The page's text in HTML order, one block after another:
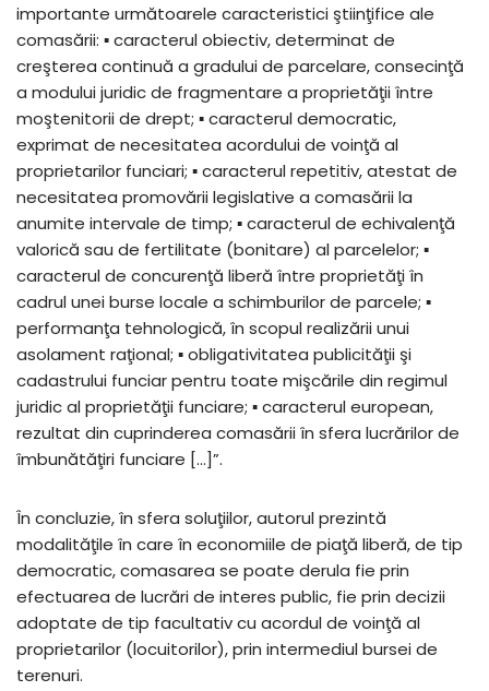
importante următoarele caracteristici ştiinţifice ale
comasării: ▪ caracterul obiectiv, determinat de
creşterea continuă a gradului de parcelare, consecinţă
a modului juridic de fragmentare a proprietăţii între
moştenitorii de drept; ▪ caracterul democratic,
exprimat de necesitatea acordului de voinţă al
proprietarilor funciari; ▪ caracterul repetitiv, atestat de
necesitatea promovării legislative a comasării la
anumite intervale de timp; ▪ caracterul de echivalenţă
valorică sau de fertilitate (bonitare) al parcelelor; ▪
caracterul de concurenţă liberă între proprietăţi în
cadrul unei burse locale a schimburilor de parcele; ▪
performanţa tehnologică, în scopul realizării unui
asolament raţional; ▪ obligativitatea publicităţii şi
cadastrului funciar pentru toate mişcările din regimul
juridic al proprietăţii funciare; ▪ caracterul european,
rezultat din cuprinderea comasării în sfera lucrărilor de
îmbunătăţiri funciare […]”.
În concluzie, în sfera soluţiilor, autorul prezintă
modalităţile în care în economiile de piaţă liberă, de tip
democratic, comasarea se poate derula fie prin
efectuarea de lucrări de interes public, fie prin decizii
adoptate de tip facultativ cu acordul de voinţă al
proprietarilor (locuitorilor), prin intermediul bursei de
terenuri.